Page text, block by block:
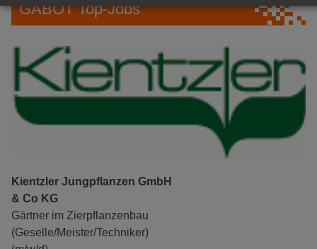
GABOT Top-Jobs
Kientzler Jungpflanzen GmbH
& Co KG
Gärtner im Zierpflanzenbau
(Geselle/Meister/Techniker)